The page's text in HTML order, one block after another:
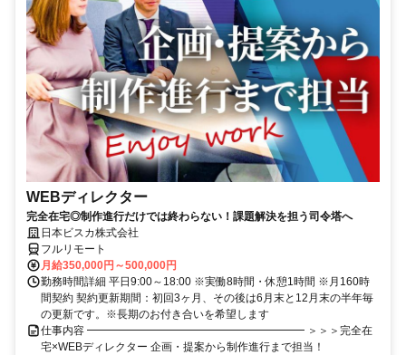
WEBディレクター
完全在宅◎制作進行だけでは終わらない！課題解決を担う司令塔へ
日本ビスカ株式会社
フルリモート
月給350,000円～500,000円
勤務時間詳細 平日9:00～18:00 ※実働8時間・休憩1時間 ※月160時
間契約 契約更新期間：初回3ヶ月、その後は6月末と12月末の半年毎
の更新です。※長期のお付き合いを希望します
仕事内容 ━━━━━━━━━━━━━━━━━━━━ ＞＞＞完全在
宅×WEBディレクター 企画・提案から制作進行まで担当！